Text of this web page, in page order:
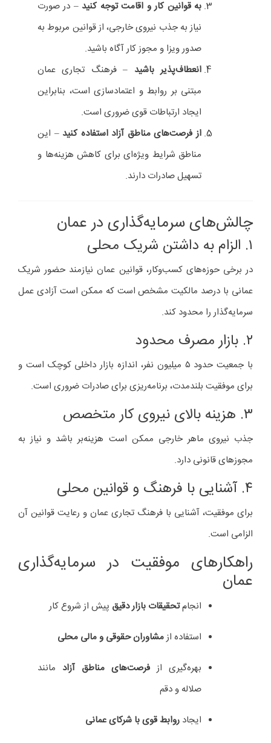
به قوانین کار و اقامت توجه کنید – در صورت
نیاز به جذب نیروی خارجی، از قوانین مربوط به
صدور ویزا و مجوز کار آگاه باشید.
انعطاف‌پذیر باشید – فرهنگ تجاری عمان
مبتنی بر روابط و اعتمادسازی است، بنابراین
ایجاد ارتباطات قوی ضروری است.
از فرصت‌های مناطق آزاد استفاده کنید – این
مناطق شرایط ویژه‌ای برای کاهش هزینه‌ها و
تسهیل صادرات دارند.
چالش‌های سرمایه‌گذاری در عمان
۱. الزام به داشتن شریک محلی
در برخی حوزه‌های کسب‌وکار، قوانین عمان نیازمند حضور شریک
عمانی با درصد مالکیت مشخص است که ممکن است آزادی عمل
سرمایه‌گذار را محدود کند.
۲. بازار مصرف محدود
با جمعیت حدود ۵ میلیون نفر، اندازه بازار داخلی کوچک است و
برای موفقیت بلندمدت، برنامه‌ریزی برای صادرات ضروری است.
۳. هزینه بالای نیروی کار متخصص
جذب نیروی ماهر خارجی ممکن است هزینه‌بر باشد و نیاز به
مجوزهای قانونی دارد.
۴. آشنایی با فرهنگ و قوانین محلی
برای موفقیت، آشنایی با فرهنگ تجاری عمان و رعایت قوانین آن
الزامی است.
راهکارهای موفقیت در سرمایه‌گذاری
عمان
انجامتحقیقات بازار دقیق پیش از شروع کار
استفاده ازمشاوران حقوقی و مالی محلی
بهره‌گیری از فرصت‌های مناطق آزاد مانند
صلاله و دقم
ایجاد روابط قوی با شرکای عمانی